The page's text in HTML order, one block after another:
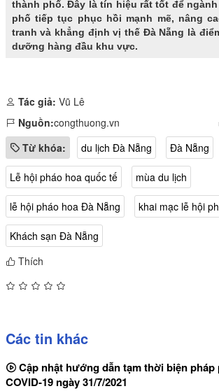
thành phố. Đây là tín hiệu rất tốt để
phố tiếp tục phục hồi mạnh mẽ, nâng
tranh và khẳng định vị thế Đà Nẵng là
dưỡng hàng đầu khu vực.
Tác giả: Vũ Lê
Nguồn:congthuong.vn
Từ khóa:
du lịch Đà Nẵng Đà Nẵng
Lễ hội pháo hoa quốc tế mùa du lịch
lễ hội pháo hoa Đà Nẵng khai mạc lễ hội
Khách sạn Đà Nẵng
Thích
Các tin khác
Cập nhật hướng dẫn tạm thời biện
COVID-19 ngày 31/7/2021